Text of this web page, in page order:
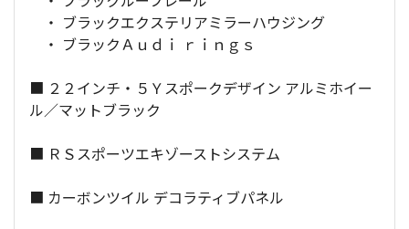
・ ブラックエクステリアミラーハウジング
・ ブラックＡｕｄｉ ｒｉｎｇｓ
■ ２２インチ・５Ｙスポークデザイン アルミホイー
ル／マットブラック
■ ＲＳスポーツエキゾーストシステム
■ カーボンツイル デコラティブパネル